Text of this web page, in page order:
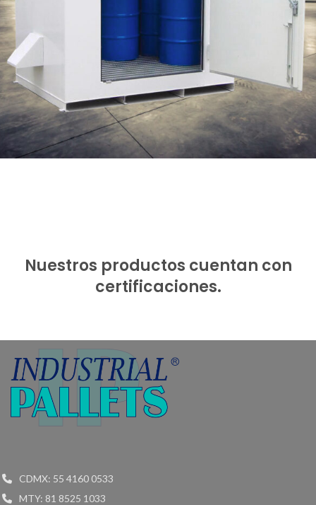
Nuestros productos cuentan con
certificaciones.
CDMX: 55 4160 0533
MTY: 81 8525 1033